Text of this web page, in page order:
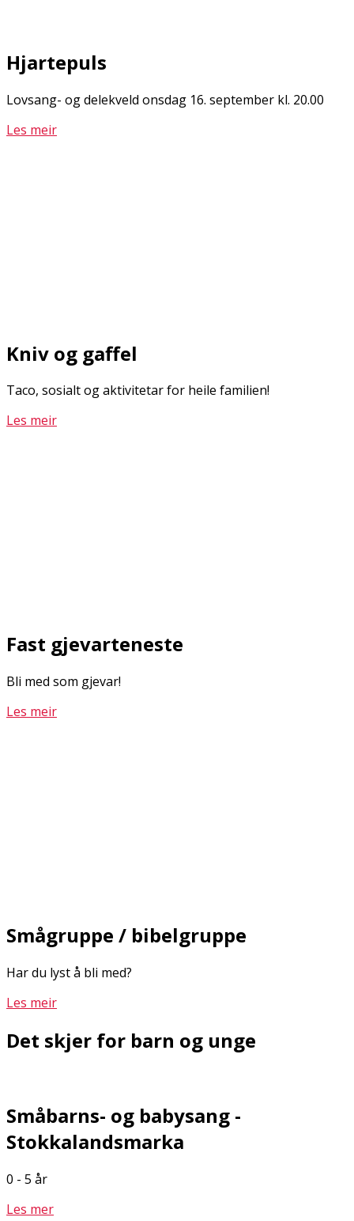
Hjartepuls
Lovsang- og delekveld onsdag 16. september kl. 20.00
Les meir
Kniv og gaffel
Taco, sosialt og aktivitetar for heile familien!
Les meir
Fast gjevarteneste
Bli med som gjevar!
Les meir
Smågruppe / bibelgruppe
Har du lyst å bli med?
Les meir
Det skjer for barn og unge
Småbarns- og babysang -
Stokkalandsmarka
0 - 5 år
Les mer